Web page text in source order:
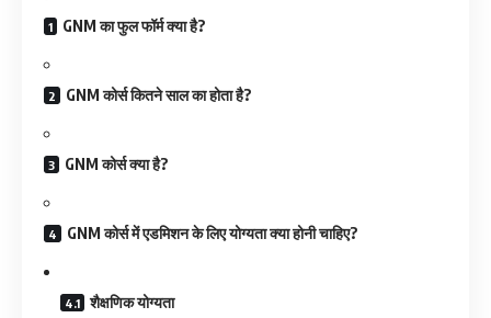
GNM का फुल फॉर्म क्या है?
GNM कोर्स कितने साल का होता है?
GNM कोर्स क्या है?
GNM कोर्स में एडमिशन के लिए योग्यता क्या होनी चाहिए?
शैक्षणिक योग्यता